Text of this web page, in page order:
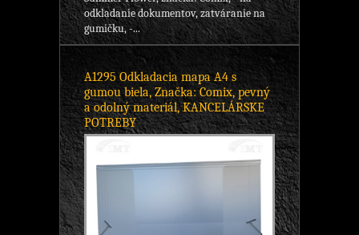
odkladanie dokumentov, zatváranie na
gumičku, -...
A1295 Odkladacia mapa A4 s
gumou biela, Značka: Comix, pevný
a odolný materiál, KANCELÁRSKE
POTREBY